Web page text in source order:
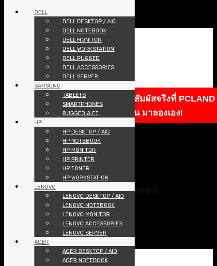
Samsung Rugged พร้อมให้คุณสัมผัสจริงที่ PCLAND
Showroom แกร่งแค่ไหน มาลองเอง!
404
Oops! That page can’t be found.
It looks like nothing was found at this location. Maybe try one of the
links below or a search?
พีซีแลนด์ เทคโนโลยี
CATEGORIES
NOTEBOOK
MONITOR
DESKTOP PC
AIO
UPS
SERVER
TABLETS
PRINTER
SMARTPHONES
PROJECTOR
NAS
SOFTWARE
TONER
POS
HOME
PROMOTION
PRODUCTS
ABOUT
ARTICLES
CONTACT
JOIN US
DELL
DELL DESKTOP / AIO
DELL NOTEBOOK
DELL MONITOR
DELL WORKSTATION
DELL RUGGED
DELL ACCESSORIES
DELL SERVER
SAMSUNG
TABLETS
SMARTPHONES
RUGGED & EE
HP
HP DESKTOP / AIO
HP NOTEBOOK
HP MONITOR
HP PRINTER
HP TONER
HP WORKSTATION
LENOVO
LENOVO DESKTOP / AIO
LENOVO NOTEBOOK
LENOVO MONITOR
LENOVO ACCESSORIES
LENOVO SERVER
ACER
ACER DESKTOP / AIO
ACER NOTEBOOK